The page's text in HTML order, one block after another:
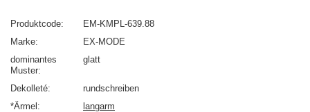
Produktcode
EM-KMPL-639.88
Marke
EX-MODE
dominantes
Muster
glatt
Dekolleté
rundschreiben
*Ärmel
langarm